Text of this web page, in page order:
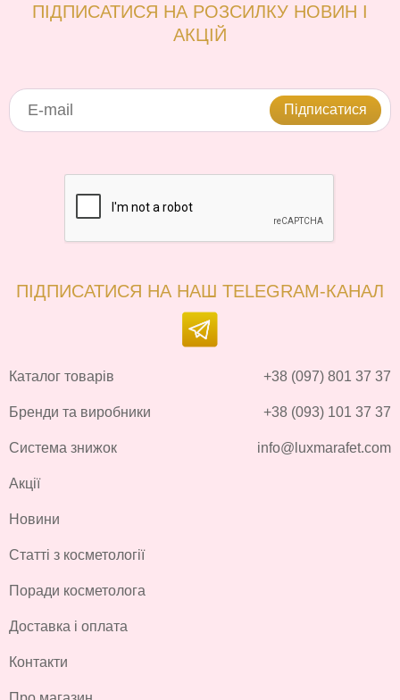
ПІДПИСАТИСЯ НА РОЗСИЛКУ НОВИН І
АКЦІЙ
Підписатися
ПІДПИСАТИСЯ НА НАШ TELEGRAM-КАНАЛ
Каталог товарів
Бренди та виробники
Система знижок
Акції
Новини
Статті з косметології
Поради косметолога
Доставка і оплата
Контакти
+38 (097) 801 37 37
+38 (093) 101 37 37
info@luxmarafet.com